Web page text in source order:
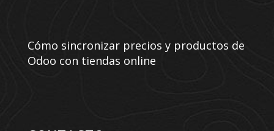
Cómo sincronizar precios y productos de
Odoo con tiendas online